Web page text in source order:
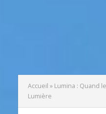
Accueil » Lumina : Quand
Lumière